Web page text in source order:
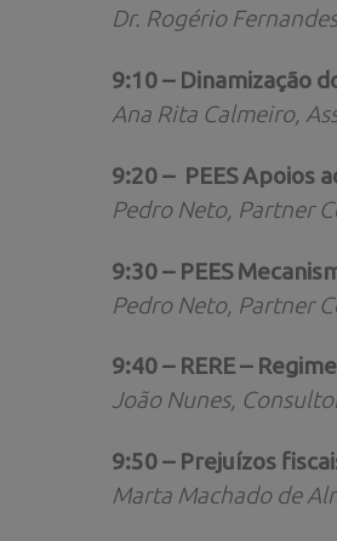
Dr. Rogério
9:10 – Dinamização
Ana Rita Calmeiro,
9:20 – PEES Apoios
Pedro Neto, Partner
9:30 – PEES
Pedro Neto, Partner
9:40 – RERE –
João Nunes,
9:50 – Prejuízos
Marta Machado de